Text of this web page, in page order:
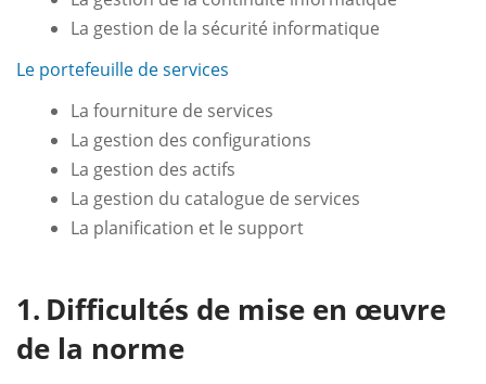
La gestion de la sécurité informatique
Le portefeuille de services
La fourniture de services
La gestion des configurations
La gestion des actifs
La gestion du catalogue de services
La planification et le support
Difficultés de mise en œuvre
de la norme